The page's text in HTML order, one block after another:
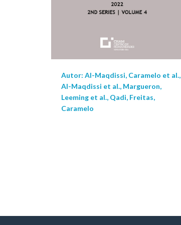
Autor: Al-Maqdissi, Caramelo et al.,
Al-Maqdissi et al., Margueron,
Leeming et al., Qadi, Freitas,
Caramelo